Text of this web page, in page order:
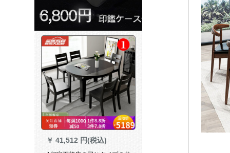
￥ 41,512 円(税込)